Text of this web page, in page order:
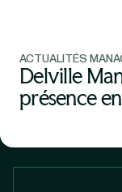
ACTUALITÉS
Delville
présence